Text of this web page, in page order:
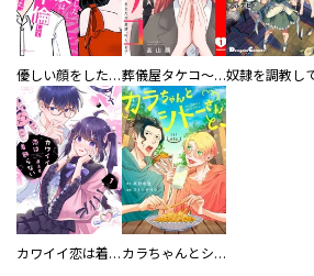
優しい顔をした親友は、夫と不倫して私の家に入り込んできた。 葬儀屋タケコ～あなたの最期、叶えます【電子単行本版】
カワイイ恋は着飾らない カラちゃんとシトーさんと、 【分冊版】